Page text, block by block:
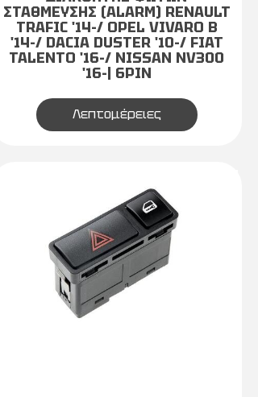
ΣΤΑΘΜΕΥΣΗΣ (ALARM) RENAULT
TRAFIC '14-/ OPEL VIVARO B
'14-/ DACIA DUSTER '10-/ FIAT
TALENTO '16-/ NISSAN NV300
'16-| 6PIN
Λεπτομέρειες